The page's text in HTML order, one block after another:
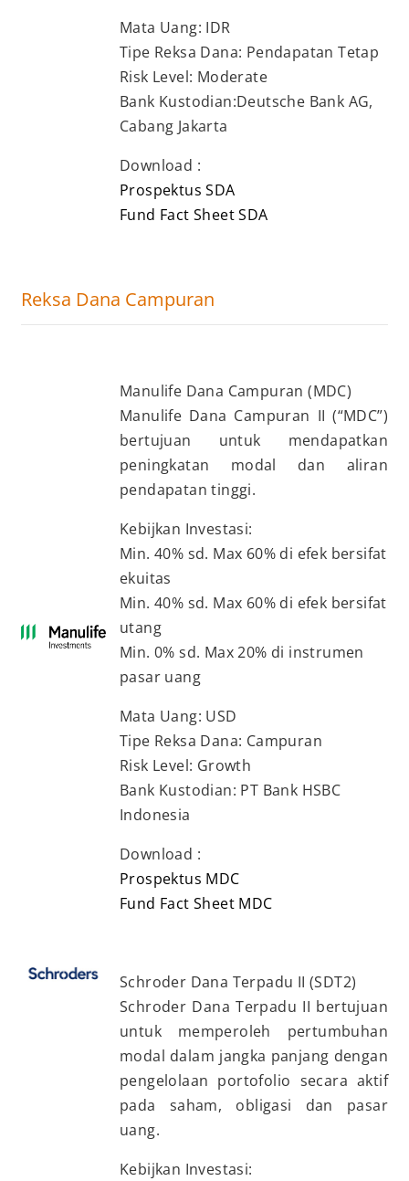
Mata Uang: IDR
Tipe Reksa Dana: Pendapatan Tetap
Risk Level: Moderate
Bank Kustodian:Deutsche Bank AG,
Cabang Jakarta
Download :
Prospektus SDA
Fund Fact Sheet SDA
Reksa Dana Campuran
Manulife Dana Campuran (MDC)
Manulife Dana Campuran II (“MDC”)
bertujuan untuk mendapatkan
peningkatan modal dan aliran
pendapatan tinggi.
Kebijkan Investasi:
Min. 40% sd. Max 60% di efek bersifat
ekuitas
Min. 40% sd. Max 60% di efek bersifat
utang
Min. 0% sd. Max 20% di instrumen
pasar uang
Mata Uang: USD
Tipe Reksa Dana: Campuran
Risk Level: Growth
Bank Kustodian: PT Bank HSBC
Indonesia
Download :
Prospektus MDC
Fund Fact Sheet MDC
Schroder Dana Terpadu II (SDT2)
Schroder Dana Terpadu II bertujuan
untuk memperoleh pertumbuhan
modal dalam jangka panjang dengan
pengelolaan portofolio secara aktif
pada saham, obligasi dan pasar
uang.
Kebijkan Investasi: